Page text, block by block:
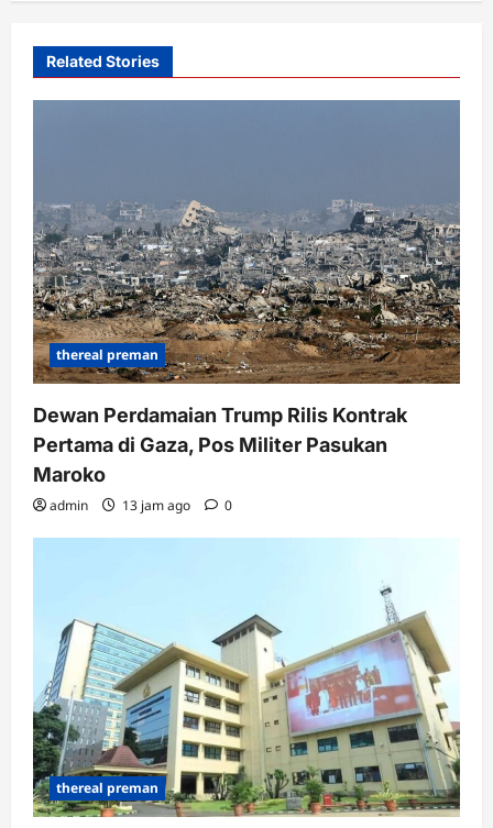
Related Stories
thereal preman
Dewan Perdamaian Trump Rilis Kontrak
Pertama di Gaza, Pos Militer Pasukan
Maroko
admin 13 jam ago 0
thereal preman